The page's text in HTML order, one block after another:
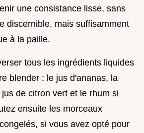
une consistance lisse, sans
discernible, mais suffisamment
à la paille.
tous les ingrédients liquides
blender : le jus d'ananas, la
de citron vert et le rhum si
ensuite les morceaux
si vous avez opté pour